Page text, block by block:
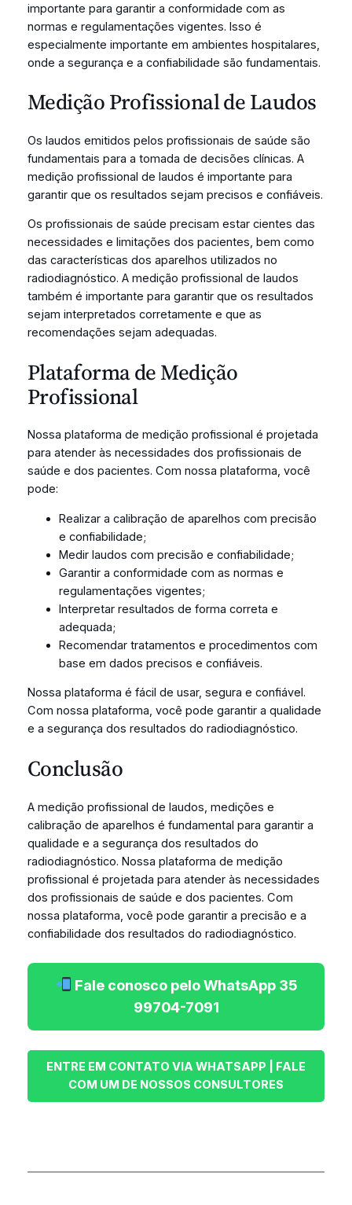
importante para garantir a conformidade com as
normas e regulamentações vigentes. Isso é
especialmente importante em ambientes hospitalares,
onde a segurança e a confiabilidade são fundamentais.
Medição Profissional de Laudos
Os laudos emitidos pelos profissionais de saúde são
fundamentais para a tomada de decisões clínicas. A
medição profissional de laudos é importante para
garantir que os resultados sejam precisos e confiáveis.
Os profissionais de saúde precisam estar cientes das
necessidades e limitações dos pacientes, bem como
das características dos aparelhos utilizados no
radiodiagnóstico. A medição profissional de laudos
também é importante para garantir que os resultados
sejam interpretados corretamente e que as
recomendações sejam adequadas.
Plataforma de Medição
Profissional
Nossa plataforma de medição profissional é projetada
para atender às necessidades dos profissionais de
saúde e dos pacientes. Com nossa plataforma, você
pode:
Realizar a calibração de aparelhos com precisão
e confiabilidade;
Medir laudos com precisão e confiabilidade;
Garantir a conformidade com as normas e
regulamentações vigentes;
Interpretar resultados de forma correta e
adequada;
Recomendar tratamentos e procedimentos com
base em dados precisos e confiáveis.
Nossa plataforma é fácil de usar, segura e confiável.
Com nossa plataforma, você pode garantir a qualidade
e a segurança dos resultados do radiodiagnóstico.
Conclusão
A medição profissional de laudos, medições e
calibração de aparelhos é fundamental para garantir a
qualidade e a segurança dos resultados do
radiodiagnóstico. Nossa plataforma de medição
profissional é projetada para atender às necessidades
dos profissionais de saúde e dos pacientes. Com
nossa plataforma, você pode garantir a precisão e a
confiabilidade dos resultados do radiodiagnóstico.
Fale conosco pelo WhatsApp 35
99704-7091